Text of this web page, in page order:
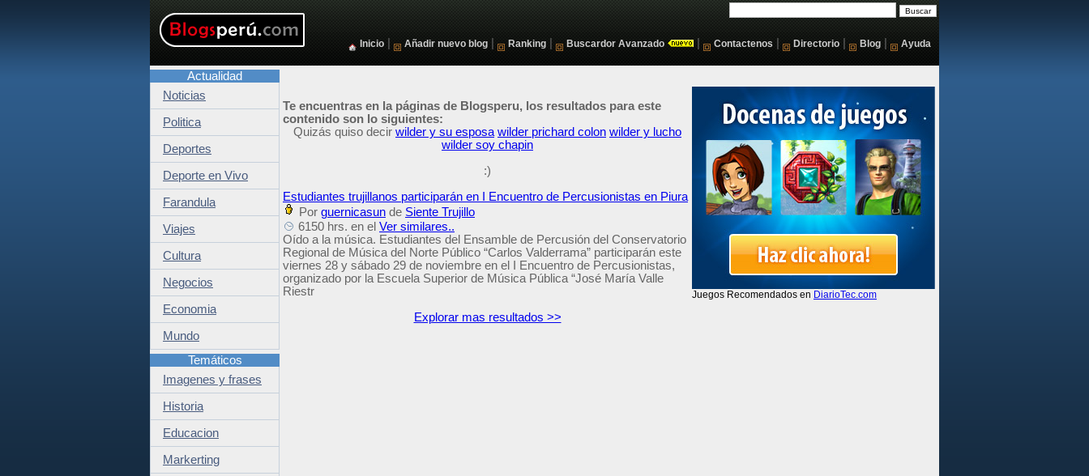
Inicio Añadir nuevo blog Ranking Buscardor Avanzado Contactenos Directorio Blog Ayuda
Te encuentras en la páginas de Blogsperu, los resultados para este
contenido son lo siguientes:
Quizás quiso decir wilder y su esposa wilder prichard colon wilder y lucho
wilder soy chapin
:)
Estudiantes trujillanos participarán en I Encuentro de Percusionistas en Piura
Por guernicasun de Siente Trujillo
6150 hrs. en el Ver similares..
Oído a la música. Estudiantes del Ensamble de Percusión del Conservatorio
Regional de Música del Norte Público “Carlos Valderrama” participarán este
viernes 28 y sábado 29 de noviembre en el I Encuentro de Percusionistas,
organizado por la Escuela Superior de Música Pública “José María Valle
Riestr
Explorar mas resultados >>
Actualidad
Noticias
Politica
Deportes
Deporte en Vivo
Farandula
Viajes
Cultura
Negocios
Economia
Mundo
Temáticos
Imagenes y frases
Historia
Educacion
Markerting